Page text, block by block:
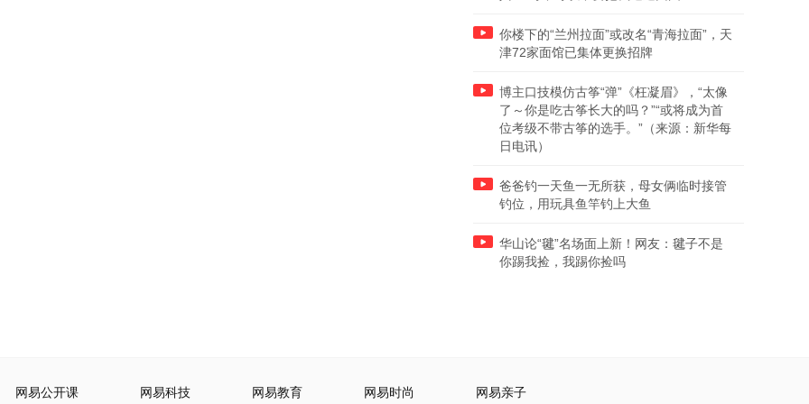
你楼下的“兰州拉面”或改名“青海拉面”，天
津72家面馆已集体更换招牌
博主口技模仿古筝“弹”《枉凝眉》，“太像
了～你是吃古筝长大的吗？”“或将成为首
位考级不带古筝的选手。”（来源：新华每
日电讯）
爸爸钓一天鱼一无所获，母女俩临时接管
钓位，用玩具鱼竿钓上大鱼
华山论“毽”名场面上新！网友：毽子不是
你踢我捡，我踢你捡吗
网易公开课 网易科技 网易教育 网易时尚 网易亲子